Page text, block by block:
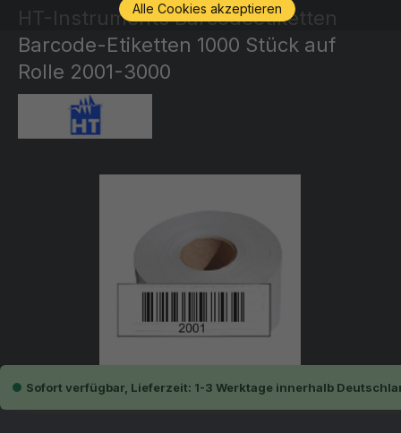
HT-Instruments Barcodeetiketten
Barcode-Etiketten 1000 Stück auf
Rolle 2001-3000
Sofort verfügbar, Lieferzeit: 1-3 Werktage innerhalb
Alle Cookies akzeptieren